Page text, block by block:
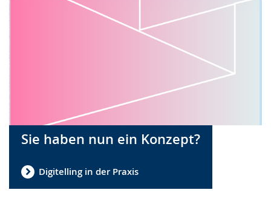
Sie haben nun ein Konzept?
Digitelling in der Praxis